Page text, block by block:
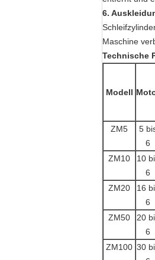
6.
Maschine
Technische
Modell
ZM5
5
6
ZM10
10
6
ZM20
16
6
ZM50
20
6
ZM100 30